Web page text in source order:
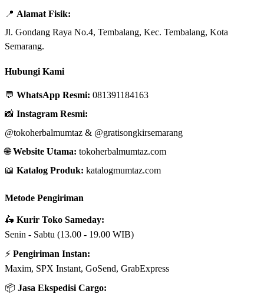
📍 Alamat Fisik:
Jl. Gondang Raya No.4, Tembalang, Kec. Tembalang, Kota
Semarang.
Hubungi Kami
💬 WhatsApp Resmi: 081391184163
📸 Instagram Resmi:
@tokoherbalmumtaz & @gratisongkirsemarang
🌐Website Utama: tokoherbalmumtaz.com
📖 Katalog Produk: katalogmumtaz.com
Metode Pengiriman
🛵 Kurir Toko Sameday:
Senin - Sabtu (13.00 - 19.00 WIB)
⚡ Pengiriman Instan:
Maxim, SPX Instant, GoSend, GrabExpress
📦 Jasa Ekspedisi Cargo: